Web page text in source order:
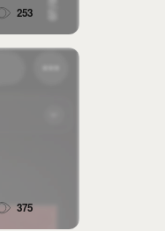
253
375